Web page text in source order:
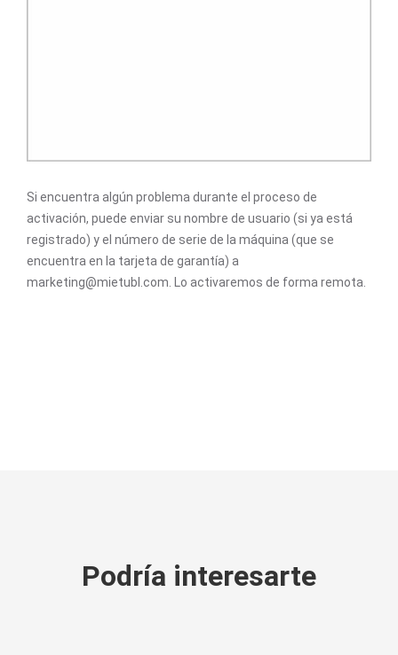
Si encuentra algún problema durante el proceso de
activación, puede enviar su nombre de usuario (si ya está
registrado) y el número de serie de la máquina (que se
encuentra en la tarjeta de garantía) a
marketing@mietubl.com. Lo activaremos de forma remota.
Podría interesarte